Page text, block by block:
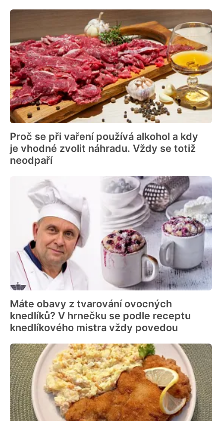
Proč se při vaření používá alkohol a kdy
je vhodné zvolit náhradu. Vždy se totiž
neodpaří
Máte obavy z tvarování ovocných
knedlíků? V hrnečku se podle receptu
knedlíkového mistra vždy povedou